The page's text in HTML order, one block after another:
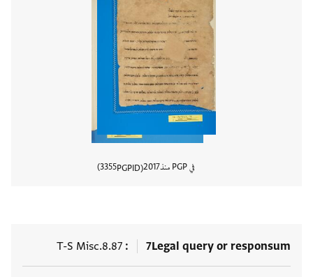
في PGP منذ 2017
PGPID
3355
7Legal query or responsum
T-S Misc.8.87